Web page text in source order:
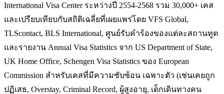
International Visa Center ระหว่างปี 2554-2568 รวม 30,000+ เคส
และเปรียบเทียบกับสถิติเฉลี่ยที่เผยแพร่โดย VFS Global,
TLScontact, BLS International, ศูนย์รับคำร้องของแต่ละสถานทูต
และรายงาน Annual Visa Statistics จาก US Department of State,
UK Home Office, Schengen Visa Statistics ของ European
Commission สำหรับเคสที่มีความซับซ้อน เฉพาะตัว (เช่นเคยถูก
ปฏิเสธ, Overstay, Criminal Record, ผู้สูงอายุ, เด็กเดินทางคน